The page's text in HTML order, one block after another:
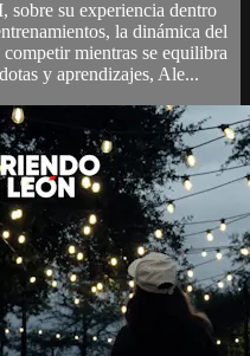
su experiencia dentro
la dinámica del
mientras se equilibra
y aprendizajes, Ale...